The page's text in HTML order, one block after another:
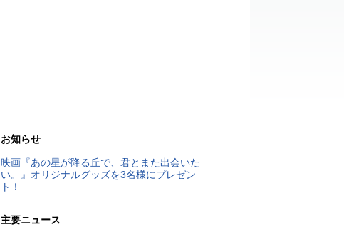
お知らせ
映画『あの星が降る丘で、君とまた出会いた
い。』オリジナルグッズを3名様にプレゼン
ト！
主要ニュース